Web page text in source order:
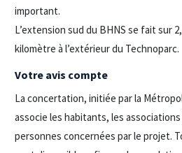
important.
L’extension sud du BHNS se fait sur
kilomètre à l’extérieur du Technoparc.
Votre avis compte
La concertation, initiée par la
associe les habitants, les
personnes concernées par le projet.